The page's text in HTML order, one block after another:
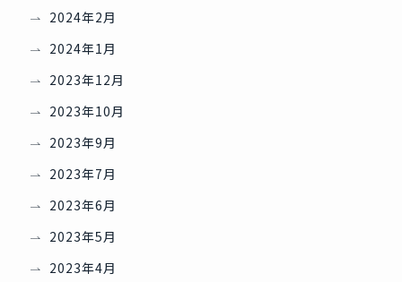
2024年2月
2024年1月
2023年12月
2023年10月
2023年9月
2023年7月
2023年6月
2023年5月
2023年4月